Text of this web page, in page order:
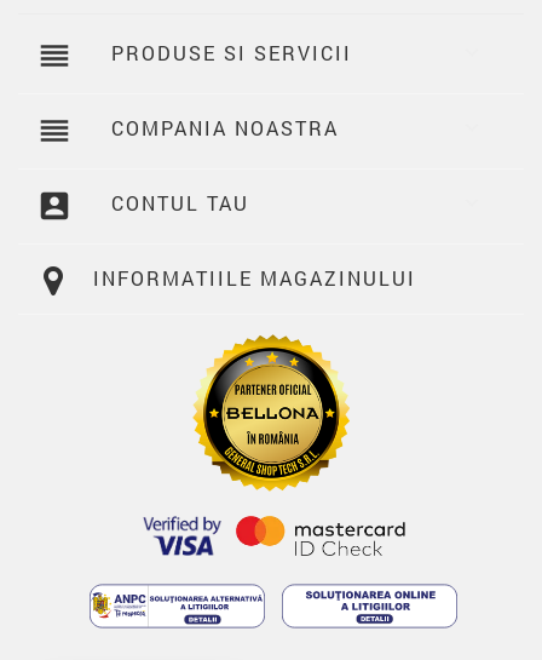
reorder PRODUSE SI SERVICII
reorder COMPANIA NOASTRA
account_box CONTUL TAU
INFORMATIILE MAGAZINULUI